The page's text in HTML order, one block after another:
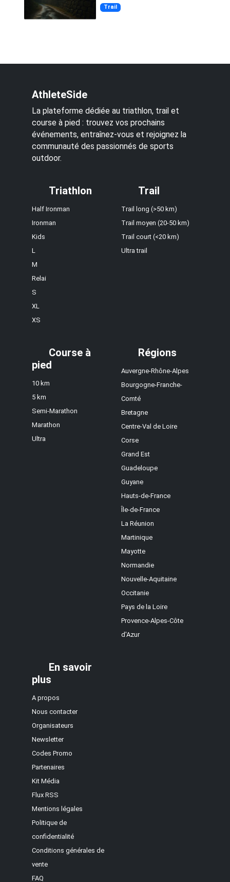
Trail
AthleteSide
La plateforme dédiée au triathlon, trail et
course à pied : trouvez vos prochains
événements, entraînez-vous et rejoignez la
communauté des passionnés de sports
outdoor.
Triathlon
Half Ironman
Ironman
Kids
L
M
Relai
S
XL
XS
Trail
Trail long (>50 km)
Trail moyen (20-50 km)
Trail court (<20 km)
Ultra trail
Course à
pied
10 km
5 km
Semi-Marathon
Marathon
Ultra
Régions
Auvergne-Rhône-Alpes
Bourgogne-Franche-
Comté
Bretagne
Centre-Val de Loire
Corse
Grand Est
Guadeloupe
Guyane
Hauts-de-France
Île-de-France
La Réunion
Martinique
Mayotte
Normandie
Nouvelle-Aquitaine
Occitanie
Pays de la Loire
Provence-Alpes-Côte
d'Azur
En savoir
plus
A propos
Nous contacter
Organisateurs
Newsletter
Codes Promo
Partenaires
Kit Média
Flux RSS
Mentions légales
Politique de
confidentialité
Conditions générales de
vente
FAQ